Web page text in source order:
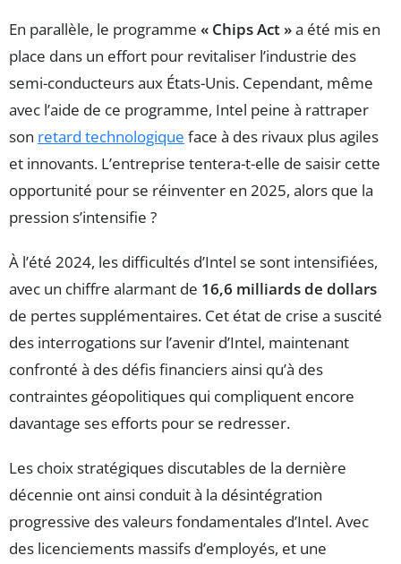
En parallèle, le programme « Chips Act »a été mis en
place dans un effort pour revitaliser l’industrie des
semi-conducteurs aux États-Unis. Cependant, même
avec l’aide de ce programme, Intel peine à rattraper
son retard technologique face à des rivaux plus agiles
et innovants. L’entreprise tentera-t-elle de saisir cette
opportunité pour se réinventer en 2025, alors que la
pression s’intensifie ?
À l’été 2024, les difficultés d’Intel se sont intensifiées,
avec un chiffre alarmant de 16,6 milliards de dollars
de pertes supplémentaires. Cet état de crise a suscité
des interrogations sur l’avenir d’Intel, maintenant
confronté à des défis financiers ainsi qu’à des
contraintes géopolitiques qui compliquent encore
davantage ses efforts pour se redresser.
Les choix stratégiques discutables de la dernière
décennie ont ainsi conduit à la désintégration
progressive des valeurs fondamentales d’Intel. Avec
des licenciements massifs d’employés, et une